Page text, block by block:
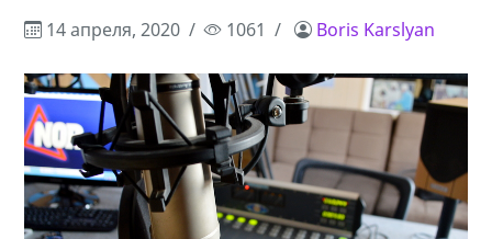
14 апреля, 2020 1061 Boris Karslyan